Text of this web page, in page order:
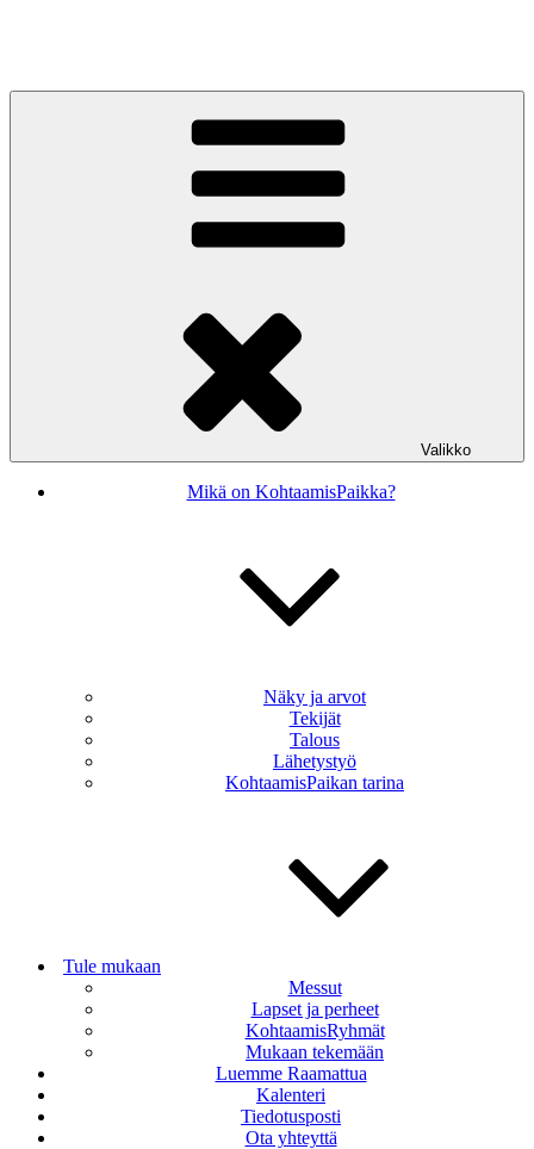
Valikko
Mikä on KohtaamisPaikka?
Näky ja arvot
Tekijät
Talous
Lähetystyö
KohtaamisPaikan tarina
Tule mukaan
Messut
Lapset ja perheet
KohtaamisRyhmät
Mukaan tekemään
Luemme Raamattua
Kalenteri
Tiedotusposti
Ota yhteyttä